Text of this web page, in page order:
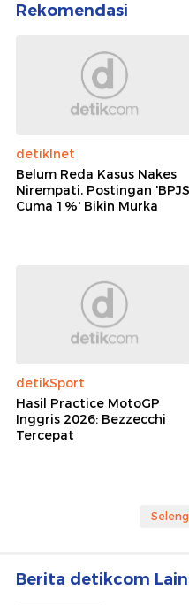
Rekomendasi
detikInet
Belum Reda Kasus Nakes
Nirempati, Postingan 'BPJS
Cuma 1%' Bikin Murka
detikSport
Hasil Practice MotoGP
Inggris 2026: Bezzecchi
Tercepat
Berita detikcom